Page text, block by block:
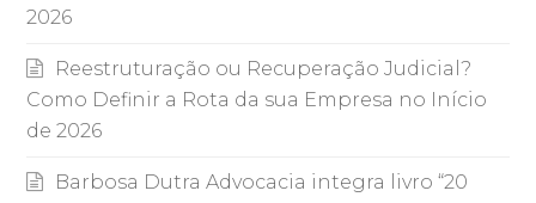
2026
Reestruturação ou Recuperação Judicial?
Como Definir a Rota da sua Empresa no Início
de 2026
Barbosa Dutra Advocacia integra livro “20